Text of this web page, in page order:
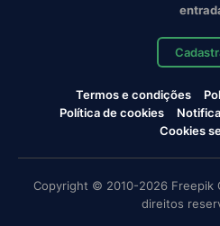
Termos e condições
Política de cookies
Cookies
Copyright © 2010-2026 Freepik
direitos